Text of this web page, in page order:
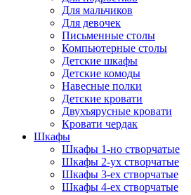
Для мальчиков
Для девочек
Письменные столы
Компьютерные столы
Детские шкафы
Детские комоды
Навесные полки
Детские кровати
Двухъярусные кровати
Кровати чердак
Шкафы
Шкафы 1-но створчатые
Шкафы 2-ух створчатые
Шкафы 3-ех створчатые
Шкафы 4-ех створчатые